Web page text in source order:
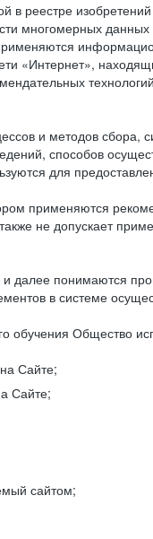
в реестре
многомерных
«Интернет»,
и методов сбора,
способов
для
применяются
не допускает
далее понимаются
в системе
обучения Общество
Сайте;
Сайте;
сайтом;